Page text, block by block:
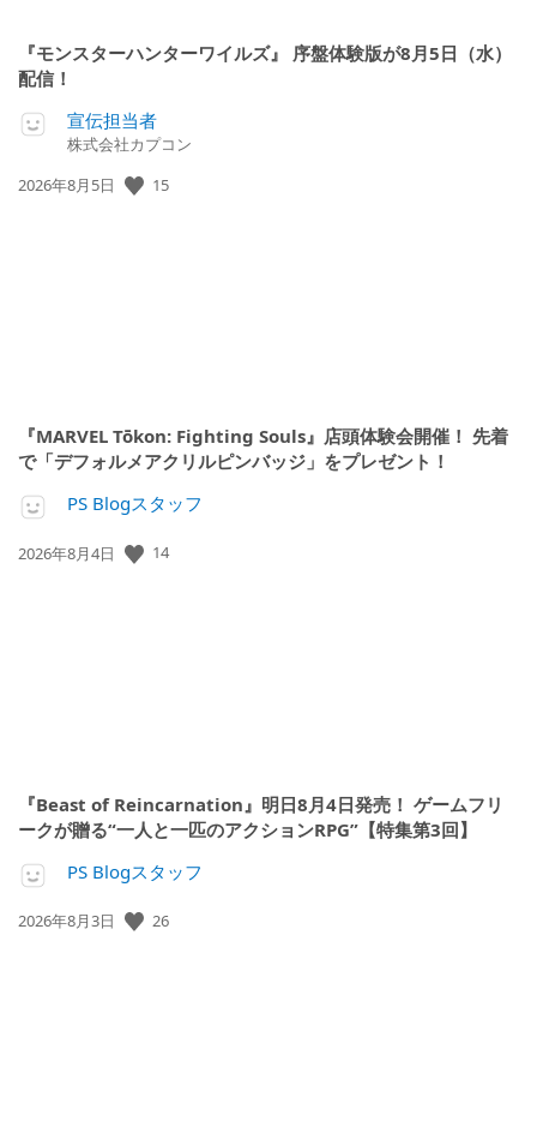
『モンスターハンターワイルズ』 序盤体験版が8月5日（水）
配信！
宣伝担当者
株式会社カプコン
公
2026年8月5日 15
『MARVEL Tōkon: Fighting Souls』店頭体験会開催！ 先着
で「デフォルメアクリルピンバッジ」をプレゼント！
PS Blogスタッフ
公
2026年8月4日 14
『Beast of Reincarnation』明日8月4日発売！ ゲームフリ
ークが贈る“一人と一匹のアクションRPG”【特集第3回】
PS Blogスタッフ
公
2026年8月3日 26